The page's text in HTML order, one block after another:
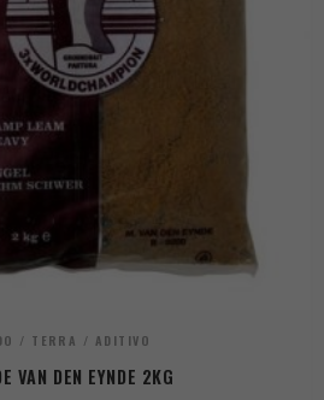
/ TERRA / ADITIVO
VAN DEN EYNDE 2KG